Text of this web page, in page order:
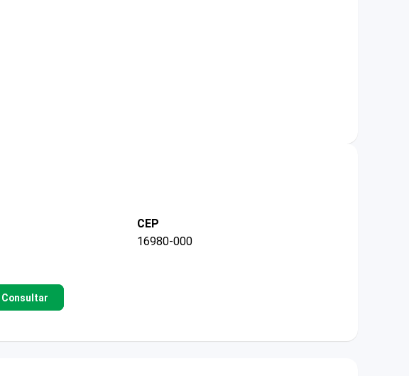
CEP
16980-000
Consultar